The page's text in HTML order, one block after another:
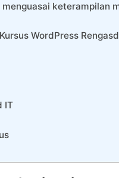
keterampilan
WordPress
IT